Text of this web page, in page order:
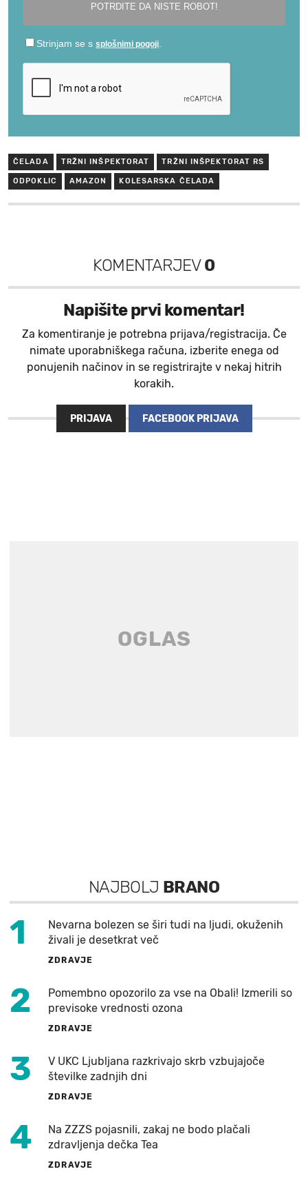
ČELADA TRŽNI INŠPEKTORAT TRŽNI INŠPEKTORAT RS
ODPOKLIC AMAZON KOLESARSKA ČELADA
KOMENTARJEV0
Napišite prvi komentar!
Za komentiranje je potrebna prijava/registracija. Če
nimate uporabniškega računa, izberite enega od
ponujenih načinov in se registrirajte v nekaj hitrih
korakih.
PRIJAVA FACEBOOK PRIJAVA
NAJBOLJ BRANO
1
Nevarna bolezen se širi tudi na ljudi, okuženih
živali je desetkrat več
ZDRAVJE
2
Pomembno opozorilo za vse na Obali! Izmerili so
previsoke vrednosti ozona
ZDRAVJE
3
V UKC Ljubljana razkrivajo skrb vzbujajoče
številke zadnjih dni
ZDRAVJE
4
Na ZZZS pojasnili, zakaj ne bodo plačali
zdravljenja dečka Tea
ZDRAVJE